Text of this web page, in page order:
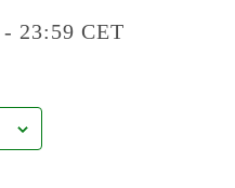
- 23:59 CET